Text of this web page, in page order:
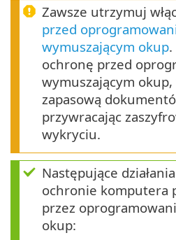
Zawsze utrzymuj
przed
wymuszającym okup
ochronę przed
wymuszającym
zapasową
przywracając
wykryciu.
Następujące
ochronie komputera
przez
okup: